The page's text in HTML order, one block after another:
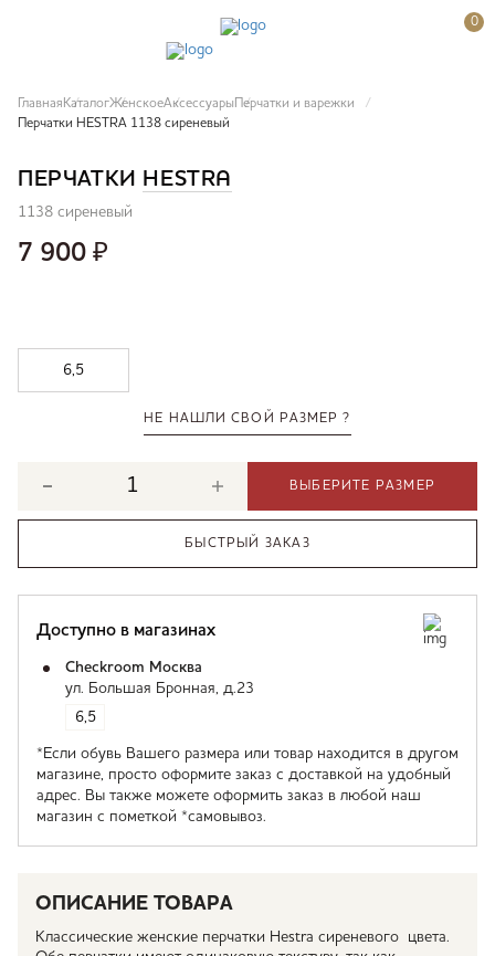
0
Главная КаталогЖенскоеАксессуары Перчатки и варежки
Перчатки HESTRA 1138 сиреневый
ПЕРЧАТКИ HESTRA
1138 сиреневый
7 900 ₽
НЕ НАШЛИ СВОЙ РАЗМЕР ?
6,5
ВЫБЕРИТЕ РАЗМЕР
БЫСТРЫЙ ЗАКАЗ
Доступно в магазинах
Checkroom Москва
ул. Большая Бронная, д.23
6,5
*Если обувь Вашего размера или товар находится в другом
магазине, просто оформите заказ с доставкой на удобный
адрес. Вы также можете оформить заказ в любой наш
магазин с пометкой *самовывоз.
ОПИСАНИЕ ТОВАРА
Классические женские перчатки Hestra сиреневого цвета.